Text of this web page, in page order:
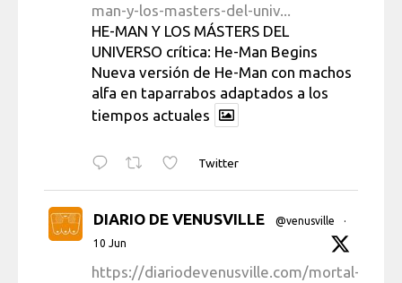
man-y-los-masters-del-univ...
HE-MAN Y LOS MÁSTERS DEL
UNIVERSO crítica: He-Man Begins
Nueva versión de He-Man con machos
alfa en taparrabos adaptados a los
tiempos actuales
Twitter
DIARIO DE VENUSVILLE @venusville
·
10 Jun
https://diariodevenusville.com/mortal-